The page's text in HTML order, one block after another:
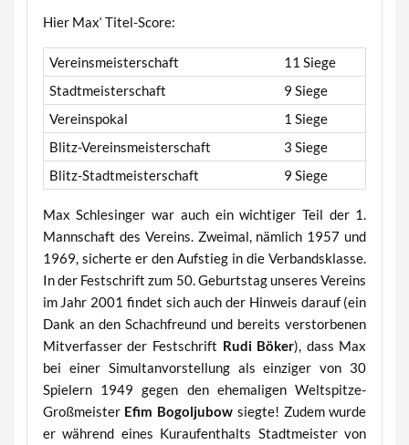
Hier Max‘ Titel-Score:
Vereinsmeisterschaft
11 Siege
Stadtmeisterschaft
9 Siege
Vereinspokal
1 Siege
Blitz-Vereinsmeisterschaft
3 Siege
Blitz-Stadtmeisterschaft
9 Siege
Max Schlesinger war auch ein wichtiger Teil der 1.
Mannschaft des Vereins. Zweimal, nämlich 1957 und
1969, sicherte er den Aufstieg in die Verbandsklasse.
In der Festschrift zum 50. Geburtstag unseres Vereins
im Jahr 2001 findet sich auch der Hinweis darauf (ein
Dank an den Schachfreund und bereits verstorbenen
Mitverfasser der Festschrift Rudi Böker), dass Max
bei einer Simultanvorstellung als einziger von 30
Spielern 1949 gegen den ehemaligen Weltspitze-
Großmeister Efim Bogoljubow siegte! Zudem wurde
er während eines Kuraufenthalts Stadtmeister von